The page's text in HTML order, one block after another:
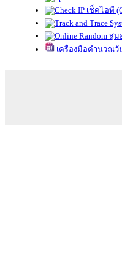
เช็คไอพี
สุ่ม
เครื่องมือคำนวณ